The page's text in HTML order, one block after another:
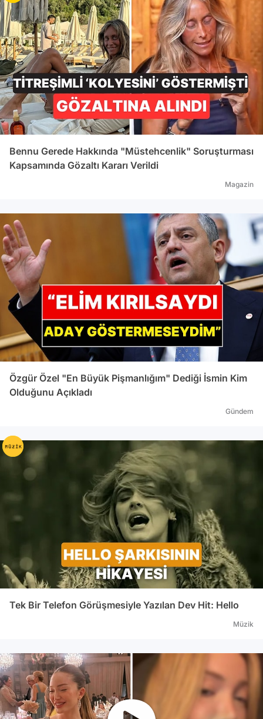
Bennu Gerede Hakkında "Müstehcenlik" Soruşturması
Kapsamında Gözaltı Kararı Verildi
Magazin
Özgür Özel "En Büyük Pişmanlığım" Dediği İsmin Kim
Olduğunu Açıkladı
Gündem
Tek Bir Telefon Görüşmesiyle Yazılan Dev Hit: Hello
Müzik